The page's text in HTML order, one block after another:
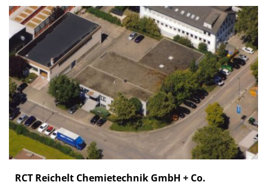
RCT Reichelt Chemietechnik GmbH + Co.